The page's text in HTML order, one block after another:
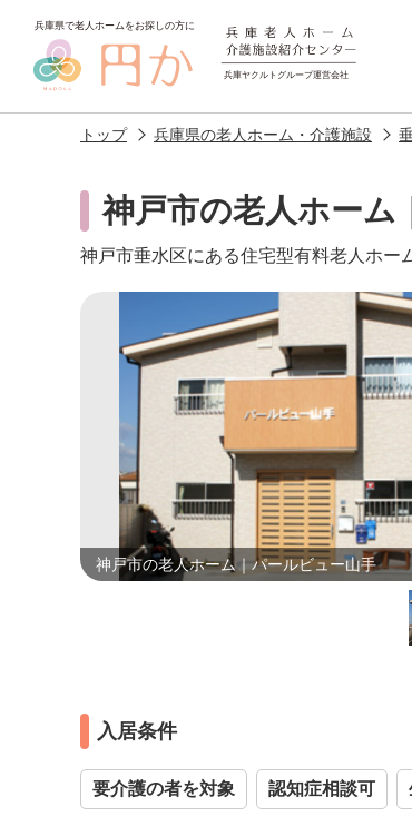
老人ホームを
施設選びのポイント
アクセス 相
トップ 兵庫県の老人ホーム・介護施設
神戸市の老人ホーム
神戸市垂水区にある住宅型有料老人ホー
神戸市の老人ホーム｜パールビュー山手
入居条件
要介護の者を対象 認知症相談可